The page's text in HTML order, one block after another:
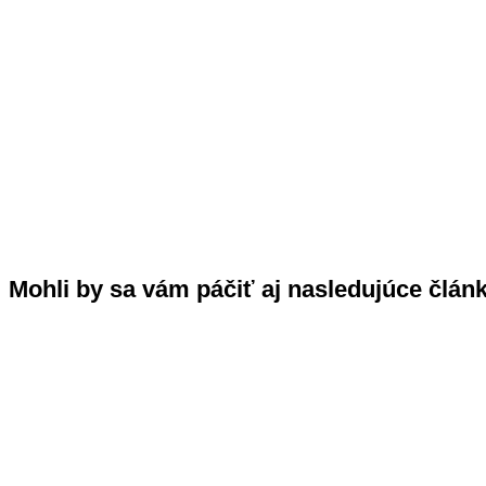
Mohli by sa vám páčiť aj nasledujúce